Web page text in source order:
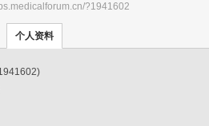
?1941602
个人资料